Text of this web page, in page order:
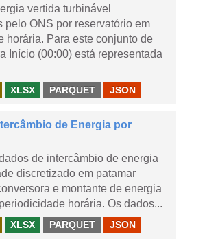
vertida turbinável
pelo ONS por reservatório em
horária. Para este conjunto de
Início (00:00) está representada
XLSX PARQUET JSON
de Energia por
de intercâmbio de energia
discretizado em patamar
e montante de energia
horária. Os dados...
XLSX PARQUET JSON